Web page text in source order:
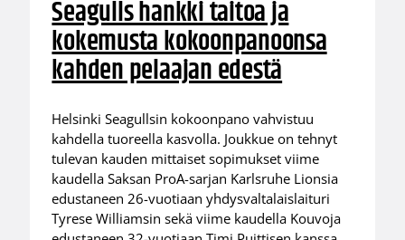
Seagulls hankki taitoa ja
kokemusta kokoonpanoonsa
kahden pelaajan edestä
Helsinki Seagullsin kokoonpano vahvistuu
kahdella tuoreella kasvolla. Joukkue on tehnyt
tulevan kauden mittaiset sopimukset viime
kaudella Saksan ProA-sarjan Karlsruhe Lionsia
edustaneen 26-vuotiaan yhdysvaltalaislaituri
Tyrese Williamsin sekä viime kaudella Kouvoja